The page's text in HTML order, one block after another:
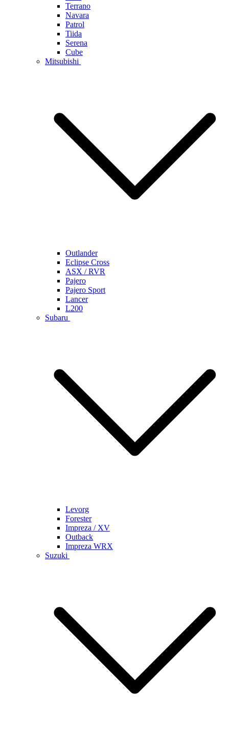
Terrano
Navara
Patrol
Tiida
Serena
Cube
Mitsubishi
Outlander
Eclipse Cross
ASX / RVR
Pajero
Pajero Sport
Lancer
L200
Subaru
Levorg
Forester
Impreza / XV
Outback
Impreza WRX
Suzuki